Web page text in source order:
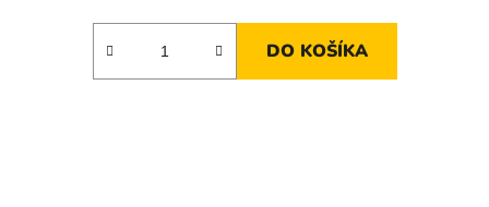
DO KOŠÍKA